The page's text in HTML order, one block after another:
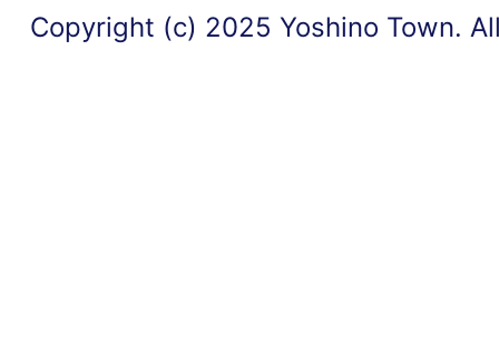
Copyright (c) 2025 Yoshino Town.